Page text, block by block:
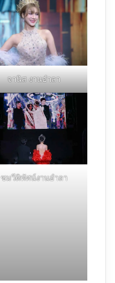
จานิส งานอำลา
ชมวีดิทัศน์งานอำลา